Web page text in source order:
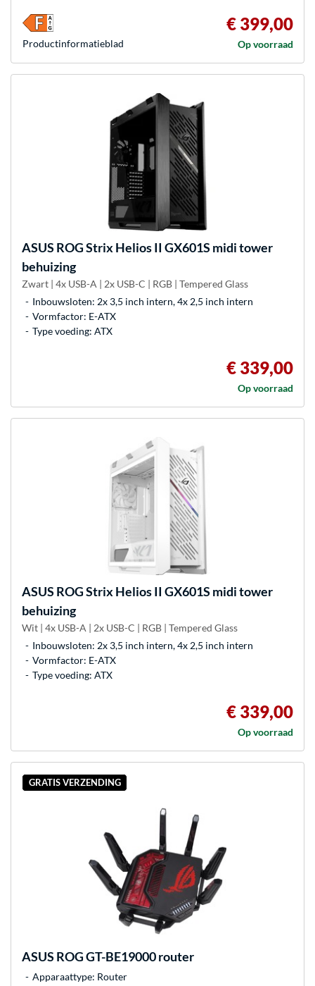
€ 399,00
Op voorraad
Product­informatieblad
ASUS ROG Strix Helios II GX601S midi tower
behuizing
Zwart | 4x USB-A | 2x USB-C | RGB | Tempered Glass
Inbouwsloten: 2x 3,5 inch intern, 4x 2,5 inch intern
Vormfactor: E-ATX
Type voeding: ATX
€ 339,00
Op voorraad
ASUS ROG Strix Helios II GX601S midi tower
behuizing
Wit | 4x USB-A | 2x USB-C | RGB | Tempered Glass
Inbouwsloten: 2x 3,5 inch intern, 4x 2,5 inch intern
Vormfactor: E-ATX
Type voeding: ATX
€ 339,00
Op voorraad
GRATIS VERZENDING
ASUS ROG GT-BE19000 router
Apparaattype: Router